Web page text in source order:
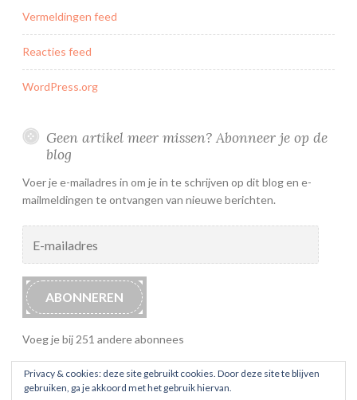
Vermeldingen feed
Reacties feed
WordPress.org
Geen artikel meer missen? Abonneer je op de
blog
Voer je e-mailadres in om je in te schrijven op dit blog en e-
mailmeldingen te ontvangen van nieuwe berichten.
mailadres
ABONNEREN
Voeg je bij 251 andere abonnees
Privacy & cookies: deze site gebruikt cookies. Door deze site te blijven
gebruiken, ga je akkoord met het gebruik hiervan.